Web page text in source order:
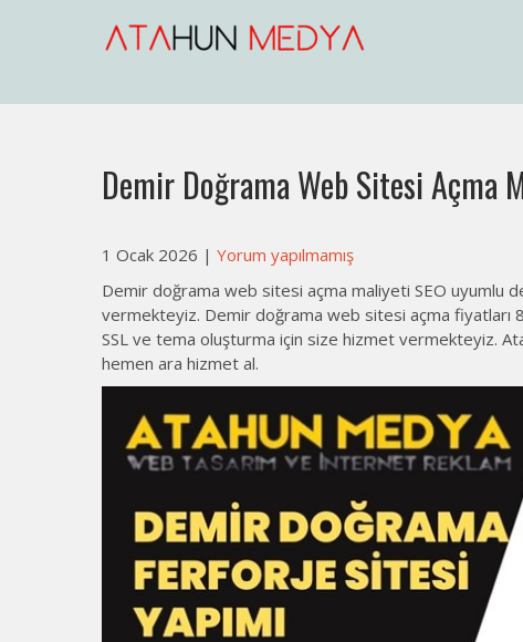
Web Sitesi Açma, İnternet
Demir Doğrama Web Sitesi Açma
1 Ocak 2026 | Yorum yapılmamış
Demir doğrama web sitesi açma maliyeti SEO uyumlu
vermekteyiz. Demir doğrama web sitesi açma fiyatları
SSL ve tema oluşturma için size hizmet vermekteyiz.
hemen ara hizmet al.